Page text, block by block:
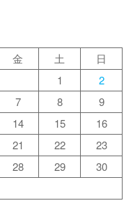
金 土
日
1
2
7 8
9
14 15
16
21 22
23
28 29
30